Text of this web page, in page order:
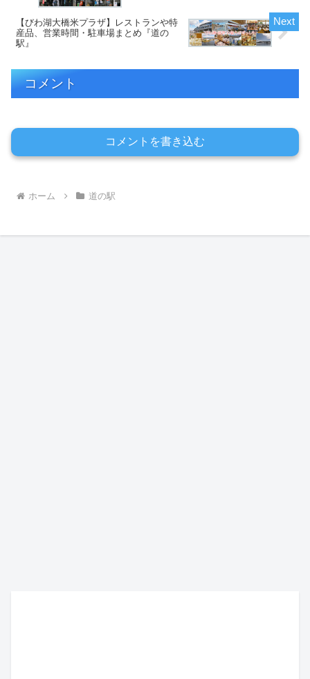
【びわ湖大橋米プラザ】レストランや特
産品、営業時間・駐車場まとめ『道の
駅』
コメント
コメントを書き込む
ホーム 道の駅